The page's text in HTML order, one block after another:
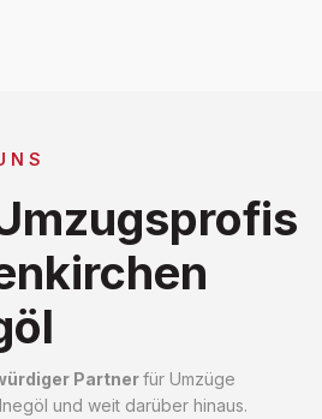
Partnerfür Umzüge
und weit darüber hinaus.